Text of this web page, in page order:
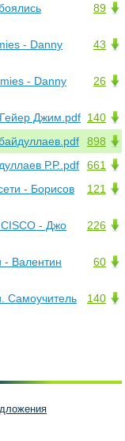
89
43
- Danny
26
- Danny
140
Джим.pdf
898
661
Р.Р..pdf
121
- Борисов
226
- Джо
60
- Валентин
140
Самоучитель